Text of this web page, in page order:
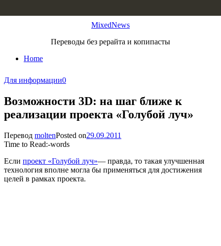
MixedNews
Переводы без рерайта и копипасты
Home
Для информации0
Возможности 3D: на шаг ближе к
реализации проекта «Голубой луч»
Перевод moltenPosted on29.09.2011
Time to Read:-words
Если проект «Голубой луч»— правда, то такая улучшенная
технология вполне могла бы применяться для достижения
целей в рамках проекта.